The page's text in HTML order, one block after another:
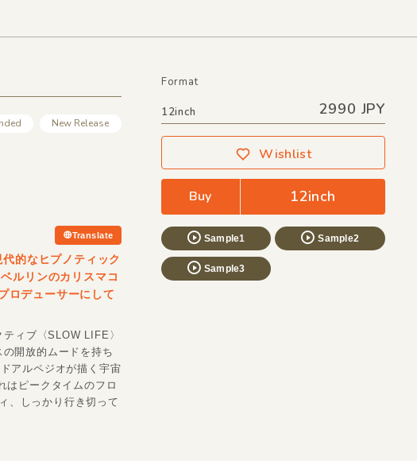
New Release
Translate
Format
12inch 2990 JPY
Wishlist
Buy 12inch
Sample1 Sample2
Sample3
的なヒプノティック
ルリンのカリスマコ
ロデューサーにして
ィブ〈SLOW LIFE〉
開放的ムードを持ち
アルペジオが描く宇宙
ピークタイムのフロ
、しっかり行き切って